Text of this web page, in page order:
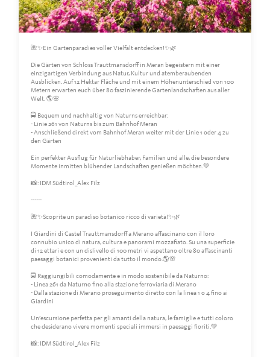
🌺✨Ein Gartenparadies voller Vielfalt entdecken!✨🌿
Die Gärten von Schloss Trauttmansdorff in Meran begeistern mit einer
einzigartigen Verbindung aus Natur, Kultur und atemberaubenden
Ausblicken. Auf 12 Hektar Fläche und mit einem Höhenunterschied von 100
Metern erwarten euch über 80 faszinierende Gartenlandschaften aus aller
Welt. 🌎🌸
🚍 Bequem und nachhaltig von Naturns erreichbar:
- Linie 261 von Naturns bis zum Bahnhof Meran
- Anschließend direkt vom Bahnhof Meran weiter mit der Linie 1 oder 4 zu
den Gärten
Ein perfekter Ausflug für Naturliebhaber, Familien und alle, die besondere
Momente inmitten blühender Landschaften genießen möchten.💚
📸: IDM Südtirol_Alex Filz
------
🌺✨Scoprite un paradiso botanico ricco di varietà!✨🌿
I Giardini di Castel Trauttmansdorff a Merano affascinano con il loro
connubio unico di natura, cultura e panorami mozzafiato. Su una superficie
di 12 ettari e con un dislivello di 100 metri vi aspettano oltre 80 affascinanti
paesaggi botanici provenienti da tutto il mondo.🌎🌸
🚍 Raggiungibili comodamente e in modo sostenibile da Naturno:
- Linea 261 da Naturno fino alla stazione ferroviaria di Merano
- Dalla stazione di Merano proseguimento diretto con la linea 1 o 4 fino ai
Giardini
Un’escursione perfetta per gli amanti della natura, le famiglie e tutti coloro
che desiderano vivere momenti speciali immersi in paesaggi fioriti.💚
📸: IDM Südtirol_Alex Filz